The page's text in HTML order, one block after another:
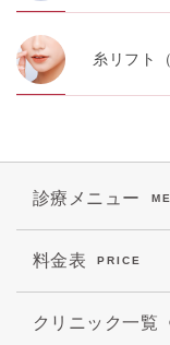
糸リフト
診療メニュー
料金表 PRICE
クリニック一覧